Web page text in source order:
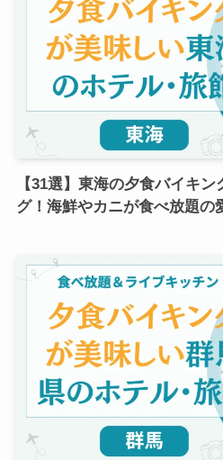
【31選】東海の夕食バイキ
グ！海鮮やカニが食べ放題の